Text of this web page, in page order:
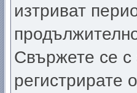
изтриват
Свържете се
регистрирате